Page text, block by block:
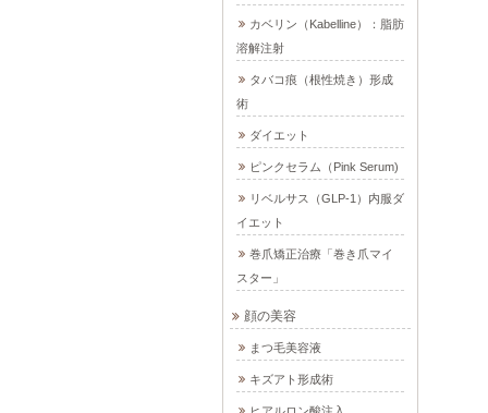
カベリン（Kabelline）：脂肪
溶解注射
タバコ痕（根性焼き）形成
術
ダイエット
ピンクセラム（Pink Serum)
リベルサス（GLP-1）内服ダ
イエット
巻爪矯正治療「巻き爪マイ
スター」
顔の美容
まつ毛美容液
キズアト形成術